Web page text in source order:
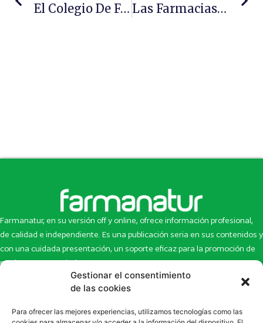
Gestionar el consentimiento
de las cookies
Para ofrecer las mejores experiencias, utilizamos tecnologías como las
El Colegio De Farmacéuticos De Almería Forma A Los Profesionales En Gestión De Venta En La Era Digital Las Farmacias De Galicia Prepararán Sistemas Personalizados De Dosificación (SPD) Para Mejorar La Adherencia A Los Tratamientos
Farmanatur, en su versión off y online, ofrece información profesional,
de calidad e independiente. Es una publicación seria en sus contenidos y
con una cuidada presentación, un soporte eficaz para la promoción de
productos y novedades.
Inicio
Newsletter
Artículos